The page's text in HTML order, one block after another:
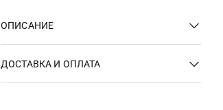
ОПИСАНИЕ
ДОСТАВКА И ОПЛАТА